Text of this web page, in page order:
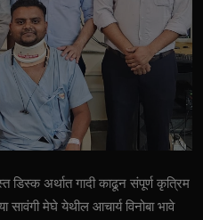
डिस्क अर्थात गादी काढून संपूर्ण कृत्रिम
सावंगी मेघे येथील आचार्य विनोबा भावे